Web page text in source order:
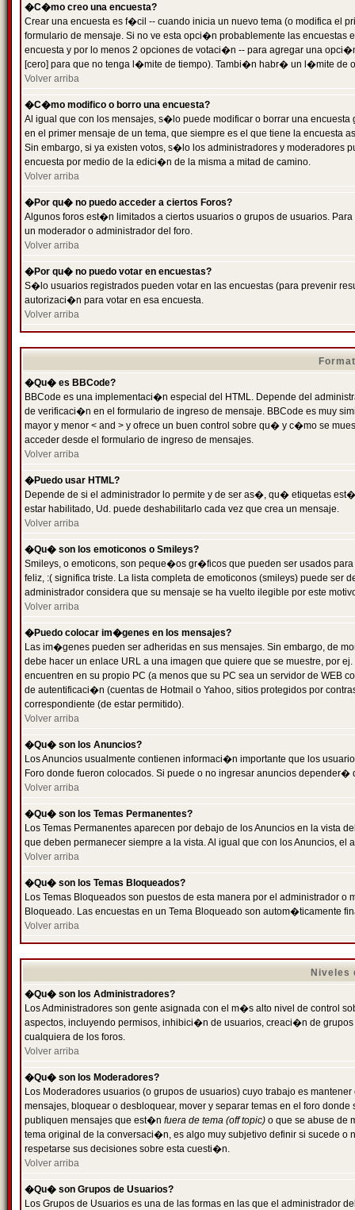
�C�mo creo una encuesta?
Crear una encuesta es f�cil -- cuando inicia un nuevo tema (o modifica el
formulario de mensaje. Si no ve esta opci�n probablemente las
encuesta y por lo menos 2 opciones de votaci�n -- para agregar una
[cero] para que no tenga l�mite de tiempo). Tambi�n habr� un l�mite de
Volver arriba
�C�mo modifico o borro una encuesta?
Al igual que con los mensajes, s�lo puede modificar o borrar una
en el primer mensaje de un tema, que siempre es el que tiene la encuesta
Sin embargo, si ya existen votos, s�lo los administradores y moderadores
encuesta por medio de la edici�n de la misma a mitad de camino.
Volver arriba
�Por qu� no puedo acceder a ciertos Foros?
Algunos foros est�n limitados a ciertos usuarios o grupos de usuarios.
un moderador o administrador del foro.
Volver arriba
�Por qu� no puedo votar en encuestas?
S�lo usuarios registrados pueden votar en las encuestas (para prevenir
autorizaci�n para votar en esa encuesta.
Volver arriba
�Qu� es BBCode?
BBCode es una implementaci�n especial del HTML. Depende del
de verificaci�n en el formulario de ingreso de mensaje. BBCode es muy
mayor y menor < and > y ofrece un buen control sobre qu� y c�mo se
acceder desde el formulario de ingreso de mensajes.
Volver arriba
�Puedo usar HTML?
Depende de si el administrador lo permite y de ser as�, qu� etiquetas
estar habilitado, Ud. puede deshabilitarlo cada vez que crea un mensaje.
Volver arriba
�Qu� son los emoticonos o Smileys?
Smileys, o emoticons, son peque�os gr�ficos que pueden ser usados
feliz, :( significa triste. La lista completa de emoticonos (smileys) puede
administrador considera que su mensaje se ha vuelto ilegible por este
Volver arriba
�Puedo colocar im�genes en los mensajes?
Las im�genes pueden ser adheridas en sus mensajes. Sin embargo, de
debe hacer un enlace URL a una imagen que quiere que se muestre, por
encuentren en su propio PC (a menos que su PC sea un servidor de
de autentificaci�n (cuentas de Hotmail o Yahoo, sitios protegidos por
correspondiente (de estar permitido).
Volver arriba
�Qu� son los Anuncios?
Los Anuncios usualmente contienen informaci�n importante que los
Foro donde fueron colocados. Si puede o no ingresar anuncios
Volver arriba
�Qu� son los Temas Permanentes?
Los Temas Permanentes aparecen por debajo de los Anuncios en la
que deben permanecer siempre a la vista. Al igual que con los Anuncios,
Volver arriba
�Qu� son los Temas Bloqueados?
Los Temas Bloqueados son puestos de esta manera por el administrador
Bloqueado. Las encuestas en un Tema Bloqueado son autom�ticamente
Volver arriba
Niveles
�Qu� son los Administradores?
Los Administradores son gente asignada con el m�s alto nivel de control
aspectos, incluyendo permisos, inhibici�n de usuarios, creaci�n de
cualquiera de los foros.
Volver arriba
�Qu� son los Moderadores?
Los Moderadores usuarios (o grupos de usuarios) cuyo trabajo es
mensajes, bloquear o desbloquear, mover y separar temas en el foro
publiquen mensajes que est�n fuera de tema (off topic) o que se abuse de
tema original de la conversaci�n, es algo muy subjetivo definir si sucede
respetarse sus decisiones sobre esta cuesti�n.
Volver arriba
�Qu� son Grupos de Usuarios?
Los Grupos de Usuarios es una de las formas en las que el administrador